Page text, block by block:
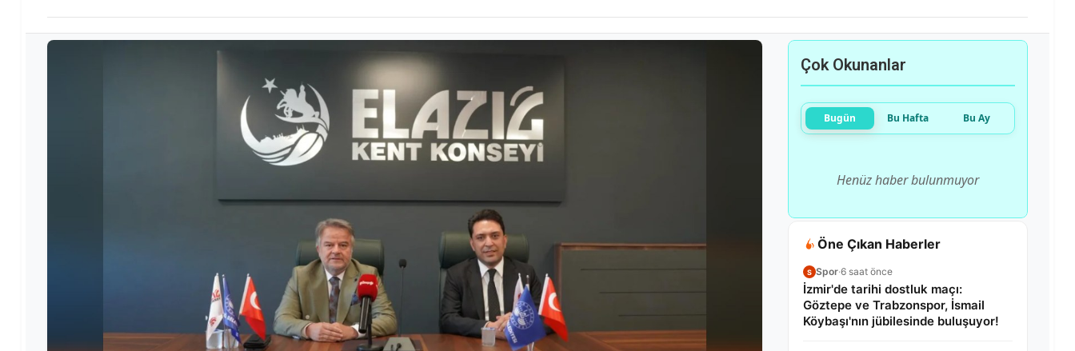
Çok Okunanlar
Bugün Bu Hafta Bu Ay
Henüz haber bulunmuyor
Öne Çıkan Haberler
S Spor·6 saat önce
İzmir'de tarihi dostluk maçı:
Göztepe ve Trabzonspor, İsmail
Köybaşı'nın jübilesinde buluşuyor!